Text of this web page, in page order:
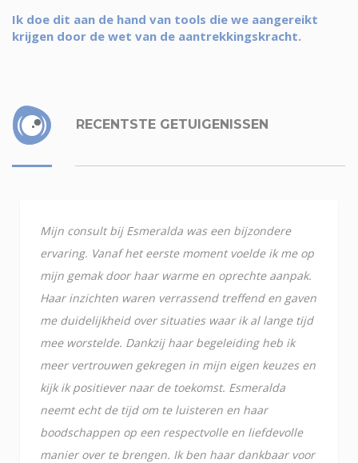
Ik doe dit aan de hand van tools die we aangereikt
krijgen door de wet van de aantrekkingskracht.
RECENTSTE GETUIGENISSEN
Mijn consult bij Esmeralda was een bijzondere
ervaring. Vanaf het eerste moment voelde ik me op
mijn gemak door haar warme en oprechte aanpak.
Haar inzichten waren verrassend treffend en gaven
me duidelijkheid over situaties waar ik al lange tijd
mee worstelde. Dankzij haar begeleiding heb ik
meer vertrouwen gekregen in mijn eigen keuzes en
kijk ik positiever naar de toekomst. Esmeralda
neemt echt de tijd om te luisteren en haar
boodschappen op een respectvolle en liefdevolle
manier over te brengen. Ik ben haar dankbaar voor